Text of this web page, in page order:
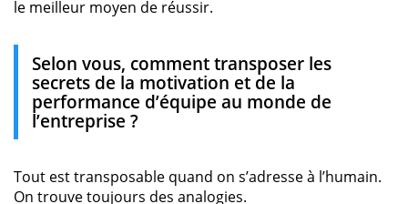
le meilleur moyen de réussir.
Selon vous, comment transposer les
secrets de la motivation et de la
performance d’équipe au monde de
l’entreprise ?
Tout est transposable quand on s’adresse à l’humain.
On trouve toujours des analogies.